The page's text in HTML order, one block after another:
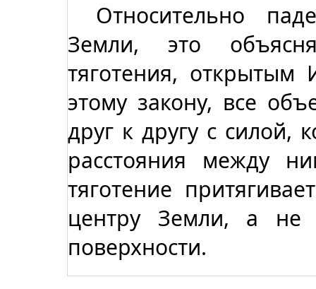
Относительно
Земли, это
тяготения, открытым
этому закону, все
друг к другу с силой,
расстояния между
тяготение
центру Земли, а не
поверхности.